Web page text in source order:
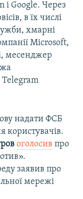
Google. Через
в їх числі
хмарні
Microsoft,
месенджер
надати ФСБ
користувачів.
оголосив про
заявив про
мережі